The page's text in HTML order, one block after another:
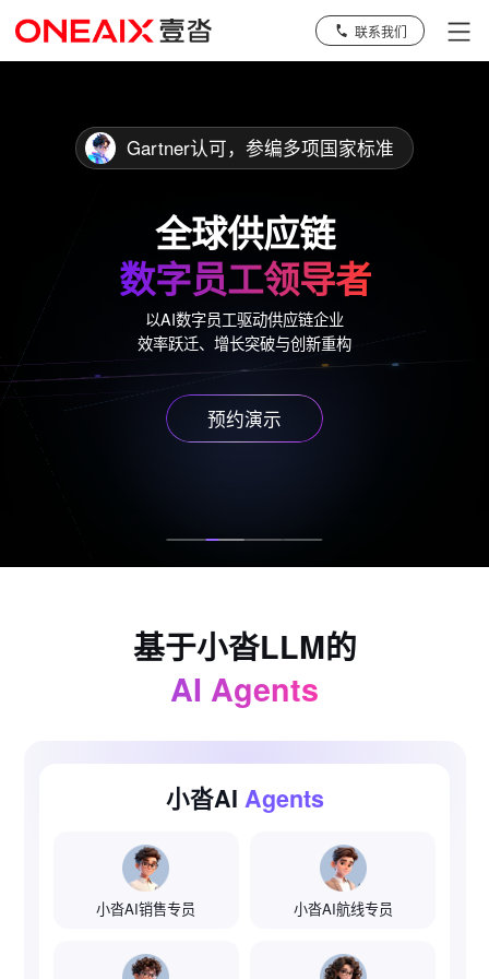
联系我们
Gartner认可，参编多项国家标准
全球供应链
数字员工领导者
以AI数字员工驱动供应链企业
效率跃迁、增长突破与创新重构
预约演示
基于小沓LLM的
AI Agents
小沓AI Agents
小沓AI销售专员 小沓AI航线专员